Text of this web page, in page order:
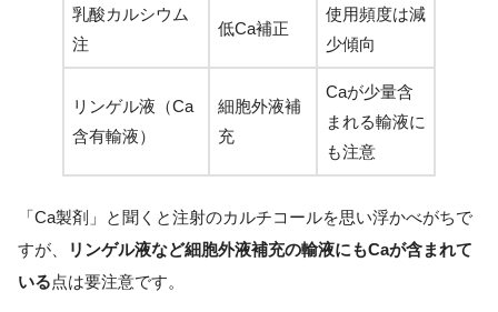
乳酸カルシウム
注
低Ca補正
使用頻度は減
少傾向
リンゲル液（Ca
含有輸液）
細胞外液補
充
Caが少量含
まれる輸液に
も注意
「Ca製剤」と聞くと注射のカルチコールを思い浮かべがちで
すが、
リンゲル液など細胞外液補充の輸液にもCaが含まれて
いる点は要注意です。